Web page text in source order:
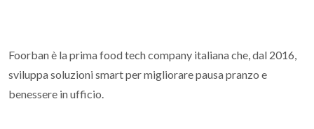
Foorban è la prima food tech company italiana che, dal 2016,
sviluppa soluzioni smart per migliorare pausa pranzo e
benessere in ufficio.